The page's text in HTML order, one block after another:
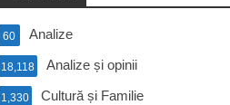
Analize
60
Analize și opinii
18,118
Cultură și Familie
1,330